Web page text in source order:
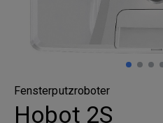
Fensterputzroboter
Hobot 2S